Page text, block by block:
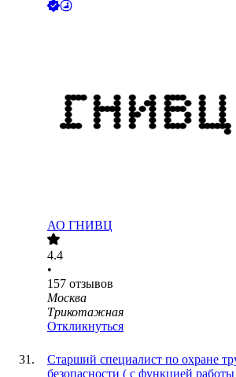
АО ГНИВЦ
4.4
•
157 отзывов
Москва
Трикотажная
Откликнуться
Старший специалист по охране
безопасности ( с функцией